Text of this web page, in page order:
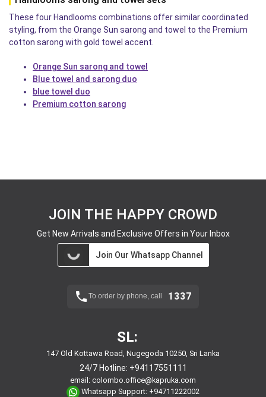
These four Handlooms combinations offer similar coordinated
styling, from the Orange Sun sarong and towel to the Premium
cotton sarong with gold towel accent.
Orange Sun sarong and towel
Blue towel and sarong duo
blue towel duo
Premium cotton sarong
JOIN THE HAPPY CROWD
Get New Arrivals and Exclusive Offers in Your Inbox
Join Our Whatsapp Channel
To order by phone, call 1337
SL:
147 Old Kottawa Road, Nugegoda 10250, Sri Lanka
24/7 Hotline: +94117551111
email: colombo.office@kapruka.com
Whatsapp Support: +94711222002